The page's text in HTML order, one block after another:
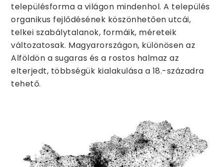
településforma a világon mindenhol. A település
organikus fejlődésének köszönhetően utcái,
telkei szabálytalanok, formáik, méreteik
változatosak. Magyarországon, különösen az
Alföldön a sugaras és a rostos halmaz az
elterjedt, többségük kialakulása a 18.-századra
tehető.